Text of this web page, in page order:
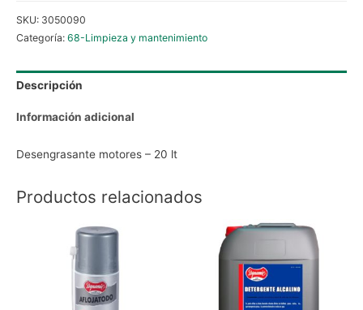
SKU: 3050090
Categoría: 68-Limpieza y mantenimiento
Descripción
Información adicional
Desengrasante motores – 20 lt
Productos relacionados